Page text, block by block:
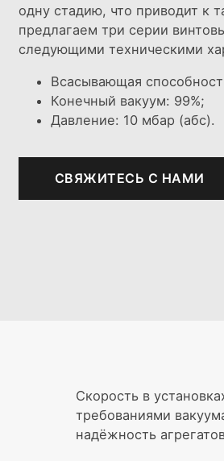
одну стадию, что приводит к
предлагаем три серии
следующими техническими
Всасывающая
Конечный вакуум: 99%;
Давление: 10 мбар (абс).
СВЯЖИТЕCЬ C НАМИ
Скорость в
требованиями
надёжность